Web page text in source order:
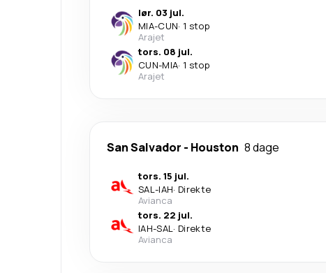
lør. 03 jul.
MIA-CUN· 1 stop
Arajet
tors. 08 jul.
CUN-MIA· 1 stop
Arajet
San Salvador - Houston 8 dage
tors. 15 jul.
SAL-IAH· Direkte
Avianca
tors. 22 jul.
IAH-SAL· Direkte
Avianca